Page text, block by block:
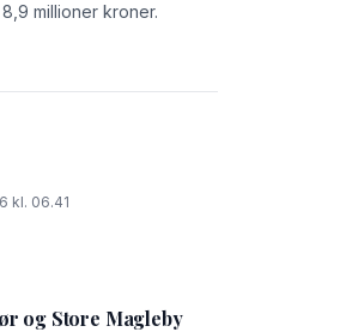
millioner kroner.
kl. 06.41
og Store Magleby